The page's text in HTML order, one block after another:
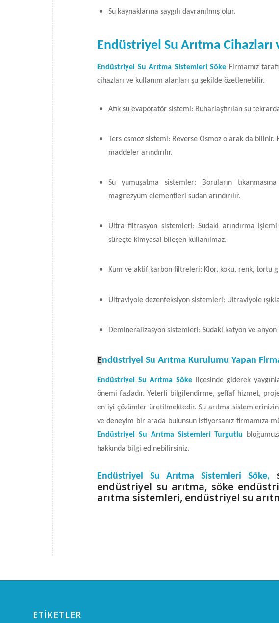
Su kaynaklarına saygılı davranılmış olur.
Endüstriyel Su Arıtma Cihazları
Endüstriyel Su Arıtma Sistemleri Söke Firmamız
cihazları ve kullanım alanları şu şekilde özetlenebilir.
Atık su evaporatör sistemi: Buharlaştırılan su
Ters osmoz sistemi: Reverse Osmoz olarak da
maddeler arındırılır.
Su yumuşatma sistemler: Boruların
magnezyum elementleri sudan arındırılır.
Ultra filtrasyon sistemleri: Sudaki arındırma
süreçte kimyasal bileşen kullanılmaz.
Kum ve aktif karbon filtreleri: Klor, koku, renk, tortu
Ultraviyole dezenfeksiyon sistemleri: Ultraviyole
Demineralizasyon sistemleri: Sudaki katyon ve anyon
Endüstriyel Su Arıtma Kurulumu Yapan
Endüstriyel Su Arıtma Sökeilçesinde giderek
önemi fazladır. Yeterli bilgilendirme, şeffaf hizmet,
en iyi çözümler üretilmektedir. Su arıtma
ve deneyim bir arada bulunsun istiyorsanız firmamıza
Endüstriyel Su Arıtma Sistemleri Turgutlu
hakkında bilgi edinebilirsiniz.
Endüstriyel Su Arıtma Sistemleri Söke,
endüstriyel su arıtma, söke
arıtma sistemleri, endüstriyel su
ETIKETLER